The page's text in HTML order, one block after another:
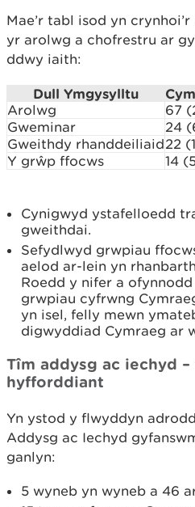
Mae’r tabl isod yn
yr arolwg a chofrestru ar
ddwy iaith:
Dull Ymgysylltu
Arolwg 67
Gweminar
24
Gweithdy rhanddeiliaid22
Y grŵp ffocws
14
Cynigwyd ystafelloedd
gweithdai.
Sefydlwyd grwpiau
aelod ar-lein yn
Roedd y nifer a ofynnodd
grwpiau cyfrwng
yn isel, felly mewn
digwyddiad Cymraeg ar
Tîm addysg ac iechyd
hyfforddiant
Yn ystod y flwyddyn
Addysg ac Iechyd
ganlyn:
5 wyneb yn wyneb a 46